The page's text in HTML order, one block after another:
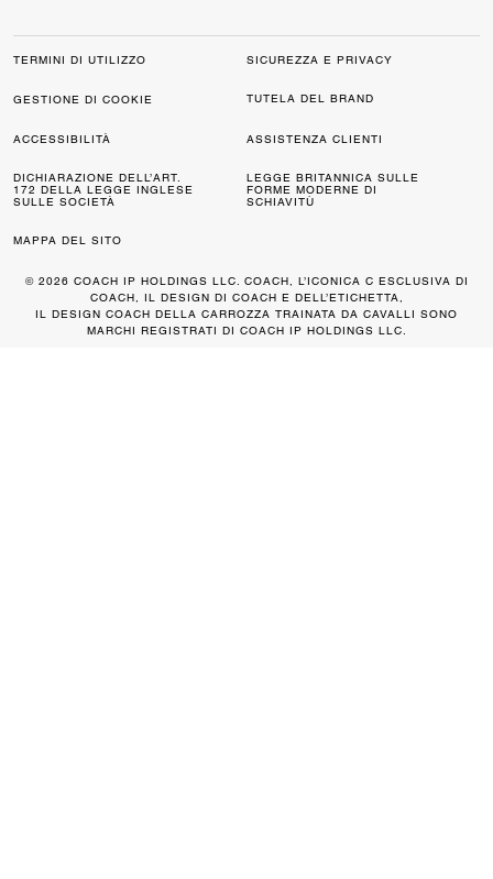
TERMINI DI UTILIZZO SICUREZZA E PRIVACY
GESTIONE DI COOKIE TUTELA DEL BRAND
ACCESSIBILITÀ ASSISTENZA CLIENTI
DICHIARAZIONE DELL’ART.
172 DELLA LEGGE INGLESE
SULLE SOCIETÀ
LEGGE BRITANNICA SULLE
FORME MODERNE DI
SCHIAVITÙ
MAPPA DEL SITO
© 2026 COACH IP HOLDINGS LLC. COACH, L’ICONICA C ESCLUSIVA DI
COACH, IL DESIGN DI COACH E DELL’ETICHETTA,
IL DESIGN COACH DELLA CARROZZA TRAINATA DA CAVALLI SONO
MARCHI REGISTRATI DI COACH IP HOLDINGS LLC.